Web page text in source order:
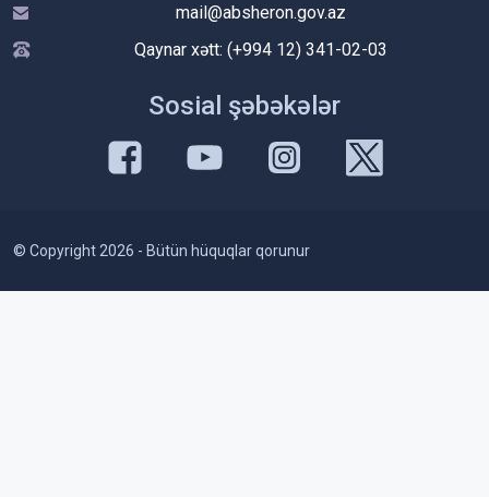
mail@absheron.gov.az
Qaynar xətt: (+994 12) 341-02-03
Sosial şəbəkələr
© Copyright 2026 - Bütün hüquqlar qorunur